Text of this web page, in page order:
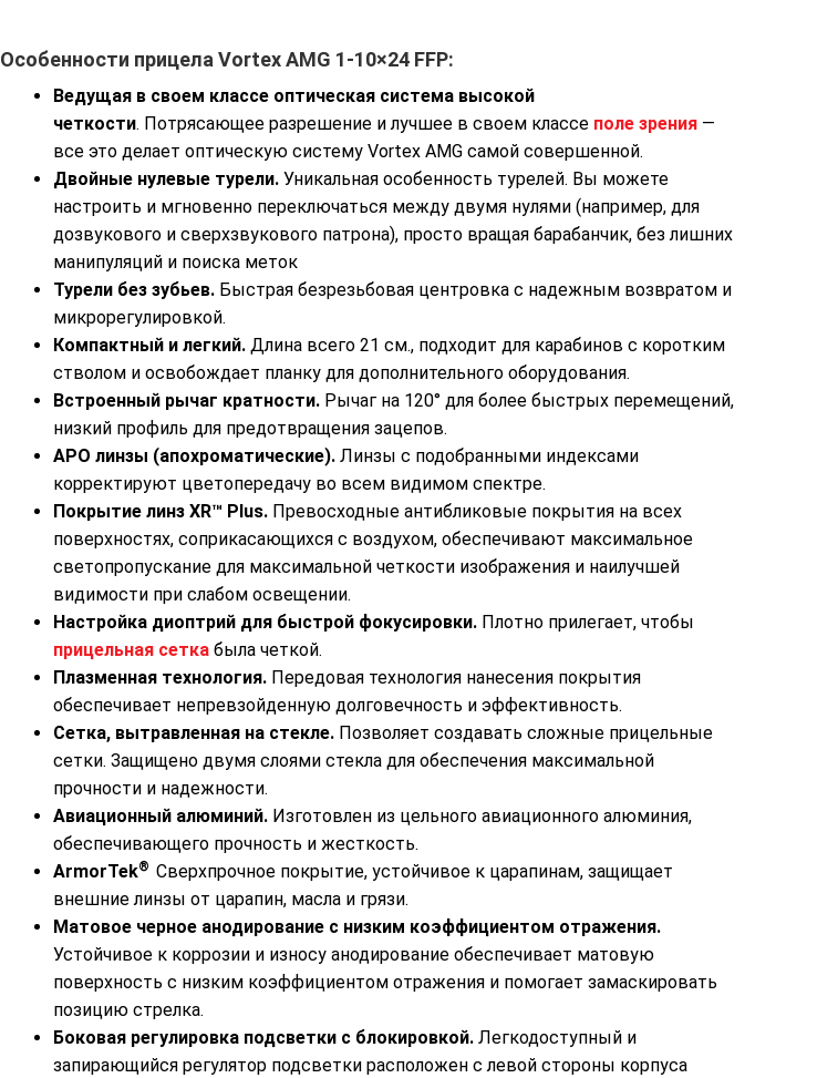
Оптический прицел Vortex AMG FFP
1-10X24 (EBR-9 MRAD)
450000 р.
Особенности прицела Vortex AMG 1-10×24 FFP:
Ведущая в своем классе оптическая система высокой
четкости. Потрясающее разрешение и лучшее в своем классе поле зрения —
все это делает оптическую систему Vortex AMG самой совершенной.
Двойные нулевые турели. Уникальная особенность турелей. Вы можете
настроить и мгновенно переключаться между двумя нулями (например, для
дозвукового и сверхзвукового патрона), просто вращая барабанчик, без лишних
манипуляций и поиска меток
Турели без зубьев. Быстрая безрезьбовая центровка с надежным возвратом и
микрорегулировкой.
Компактный и легкий. Длина всего 21 см., подходит для карабинов с коротким
стволом и освобождает планку для дополнительного оборудования.
Встроенный рычаг кратности. Рычаг на 120° для более быстрых перемещений,
низкий профиль для предотвращения зацепов.
APO линзы (апохроматические). Линзы с подобранными индексами
корректируют цветопередачу во всем видимом спектре.
Покрытие линз XR™ Plus. Превосходные антибликовые покрытия на всех
поверхностях, соприкасающихся с воздухом, обеспечивают максимальное
светопропускание для максимальной четкости изображения и наилучшей
видимости при слабом освещении.
Настройка диоптрий для быстрой фокусировки. Плотно прилегает, чтобы
прицельная сетка была четкой.
Плазменная технология. Передовая технология нанесения покрытия
обеспечивает непревзойденную долговечность и эффективность.
Сетка, вытравленная на стекле. Позволяет создавать сложные прицельные
сетки. Защищено двумя слоями стекла для обеспечения максимальной
прочности и надежности.
Авиационный алюминий. Изготовлен из цельного авиационного алюминия,
обеспечивающего прочность и жесткость.
ArmorTek® Сверхпрочное покрытие, устойчивое к царапинам, защищает
внешние линзы от царапин, масла и грязи.
Матовое черное анодирование с низким коэффициентом отражения.
Устойчивое к коррозии и износу анодирование обеспечивает матовую
поверхность с низким коэффициентом отражения и помогает замаскировать
позицию стрелка.
Боковая регулировка подсветки с блокировкой. Легкодоступный и
запирающийся регулятор подсветки расположен с левой стороны корпуса